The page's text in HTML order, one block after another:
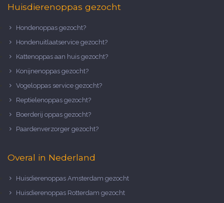
Huisdierenoppas gezocht
Hondenoppas gezocht?
Hondenuitlaatservice gezocht?
Kattenoppas aan huis gezocht?
Konijnenoppas gezocht?
Vogeloppas service gezocht?
Reptielenoppas gezocht?
Boerderij oppas gezocht?
Paardenverzorger gezocht?
Overal in Nederland
Huisdierenoppas Amsterdam gezocht
Huisdierenoppas Rotterdam gezocht